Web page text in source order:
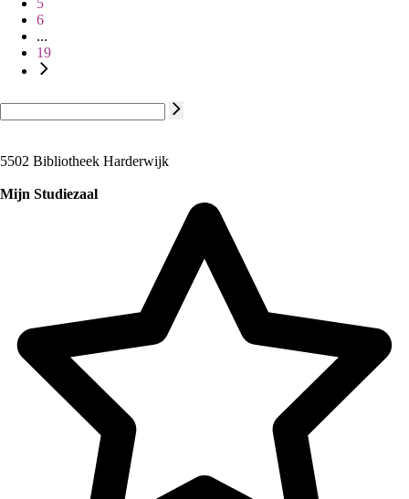
5
6
...
19
5502 Bibliotheek Harderwijk
Mijn Studiezaal